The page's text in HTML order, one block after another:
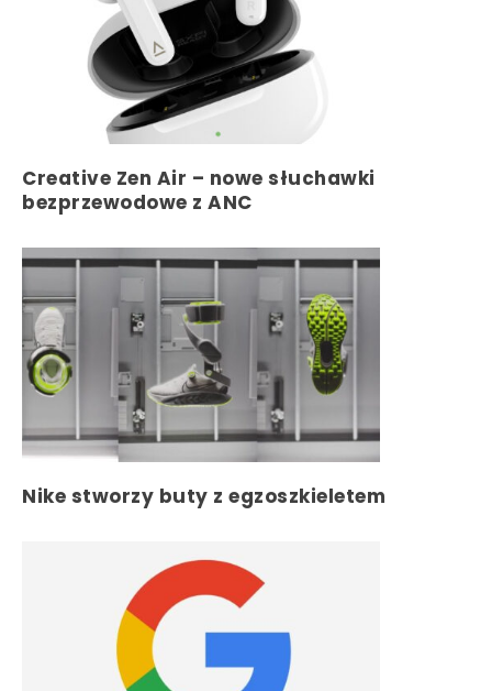
Creative Zen Air – nowe słuchawki
bezprzewodowe z ANC
Nike stworzy buty z egzoszkieletem